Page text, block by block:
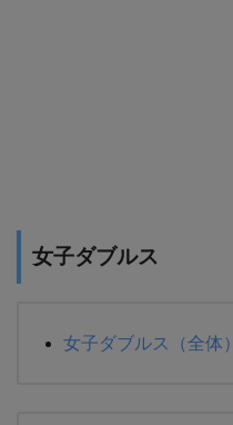
女子ダブルス
女子ダブルス（全体）